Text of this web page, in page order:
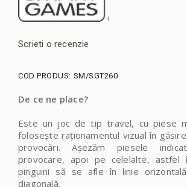
Scrieti o recenzie
COD PRODUS: SM/SGT260
De ce ne place?
Este un joc de tip travel, cu piese
folosește raționamentul vizual în
provocări. Așezăm piesele
provocare, apoi pe celelalte, astfel
pinguini să se afle în linie
diagonală.